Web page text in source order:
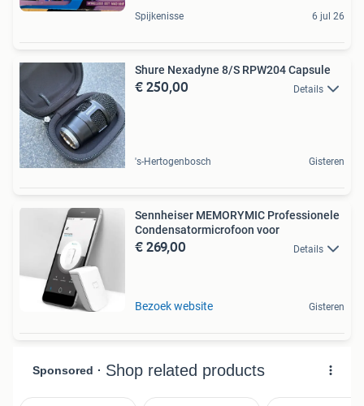
Spijkenisse 6 jul 26
Shure Nexadyne 8/S RPW204 Capsule
€ 250,00 Details
's-Hertogenbosch Gisteren
Sennheiser MEMORYMIC Professionele
Condensatormicrofoon voor
€ 269,00 Details
Bezoek website Gisteren